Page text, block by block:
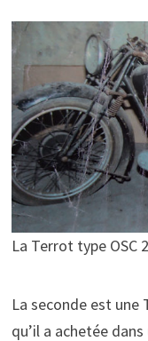
La Terrot type OSC
La seconde est une
qu’il a achetée